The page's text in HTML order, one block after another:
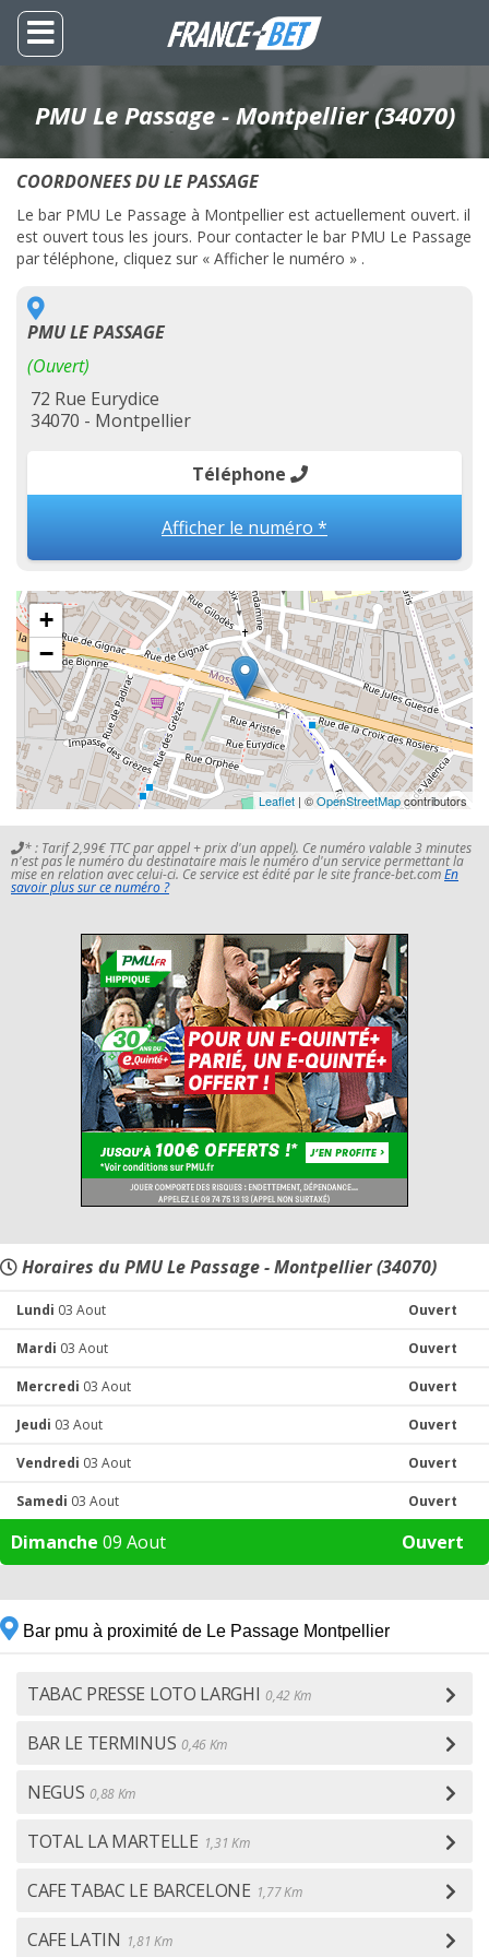
PMU Le Passage - Montpellier (34070)
COORDONEES DU LE PASSAGE
Le bar PMU Le Passage à Montpellier est actuellement ouvert. il
est ouvert tous les jours. Pour contacter le bar PMU Le Passage
par téléphone, cliquez sur « Afficher le numéro » .
PMU LE PASSAGE
(Ouvert)
72 Rue Eurydice
34070 - Montpellier
Téléphone
Afficher le numéro *
+
−
Leaflet | ©OpenStreetMapcontributors
* : Tarif 2,99€ TTC par appel + prix d'un appel). Ce numéro valable 3 minutes
n'est pas le numéro du destinataire mais le numéro d'un service permettant la
mise en relation avec celui-ci. Ce service est édité par le site france-bet.comEn
savoir plus sur ce numéro ?
Horaires du PMU Le Passage - Montpellier (34070)
Lundi 03 Aout Ouvert
Mardi 03 Aout Ouvert
Mercredi 03 Aout Ouvert
Jeudi 03 Aout Ouvert
Vendredi 03 Aout Ouvert
Samedi 03 Aout Ouvert
Dimanche 09 Aout Ouvert
Bar pmu à proximité de Le Passage Montpellier
TABAC PRESSE LOTO LARGHI 0,42 Km
BAR LE TERMINUS 0,46 Km
NEGUS 0,88 Km
TOTAL LA MARTELLE 1,31 Km
CAFE TABAC LE BARCELONE 1,77 Km
CAFE LATIN 1,81 Km